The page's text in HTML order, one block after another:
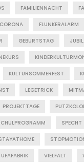
FAMILIENNACHT
FLUNKERALARM
GEBURTSTAG
KULTURSOMMERFEST
LEGETRICK
PROJEKTTAGE
SPECHT
UFAFABRIK VIELFALT